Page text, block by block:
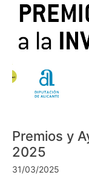
Premios y
2025
31/03/2025